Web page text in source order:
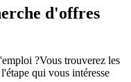
d'offres
?Vous trouverez les
qui vous intéresse